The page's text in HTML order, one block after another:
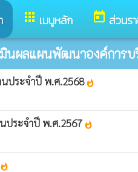
apps เมนูหลัก today ส่วนร
มินผลแผนพัฒนาองค์การ
นประจำปี พ.ศ.2568whatshot
ประจำปี พ.ศ.2567 whatshot
whatshot